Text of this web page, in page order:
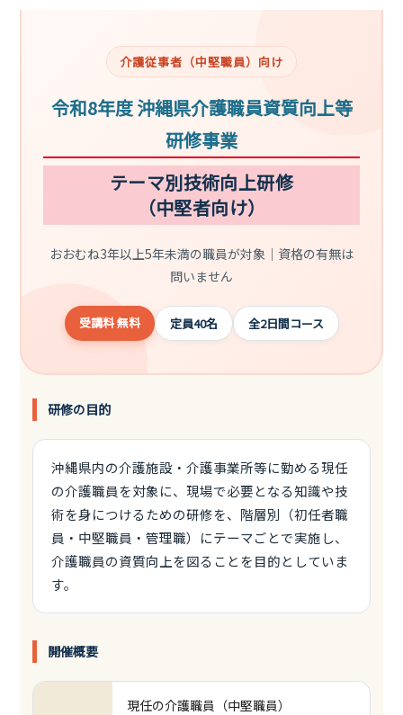
介護従事者（中堅職員）向け
令和8年度 沖縄県介護職員資質向上等
研修事業
テーマ別技術向上研修
（中堅者向け）
おおむね3年以上5年未満の職員が対象｜資格の有無は
問いません
受講料 無料 定員40名 全2日間コース
研修の目的
沖縄県内の介護施設・介護事業所等に勤める現任
の介護職員を対象に、現場で必要となる知識や技
術を身につけるための研修を、階層別（初任者職
員・中堅職員・管理職）にテーマごとで実施し、
介護職員の資質向上を図ることを目的としていま
す。
開催概要
現任の介護職員（中堅職員）